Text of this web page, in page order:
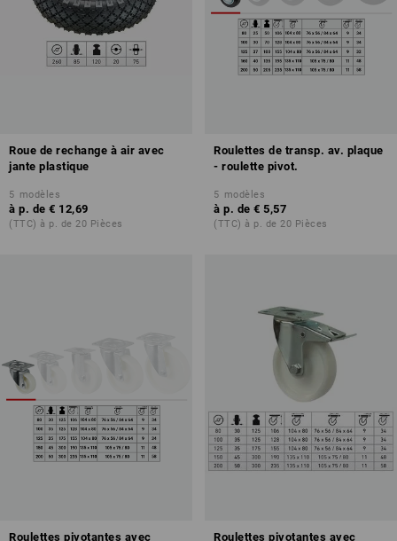
Roue de rechange à air avec
jante plastique
5 modèles
à p. de € 12,69
(TTC) à p. de 20 Pièces
Roulettes de transp. av. plaque
- roulette pivot.
5 modèles
à p. de € 5,57
(TTC) à p. de 20 Pièces
Roulettes pivotantes avec Roulettes pivotantes avec